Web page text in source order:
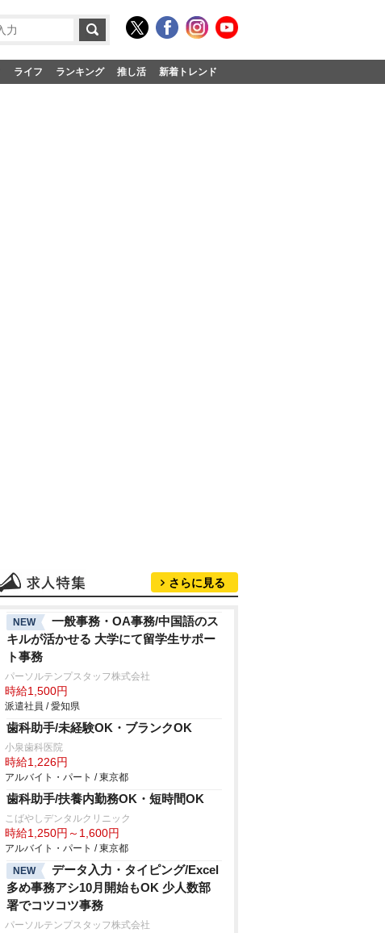
ライフ ランキング 推し活 新着トレンド
さらに見る
NEW
一般事務・OA事務/中国語のス
キルが活かせる 大学にて留学生サポー
ト事務
パーソルテンプスタッフ株式会社
時給1,500円
派遣社員 / 愛知県
歯科助手/未経験OK・ブランクOK
小泉歯科医院
時給1,226円
アルバイト・パート / 東京都
歯科助手/扶養内勤務OK・短時間OK
こばやしデンタルクリニック
時給1,250円～1,600円
アルバイト・パート / 東京都
NEW
データ入力・タイピング/Excel
多め事務アシ10月開始もOK 少人数部
署でコツコツ事務
パーソルテンプスタッフ株式会社